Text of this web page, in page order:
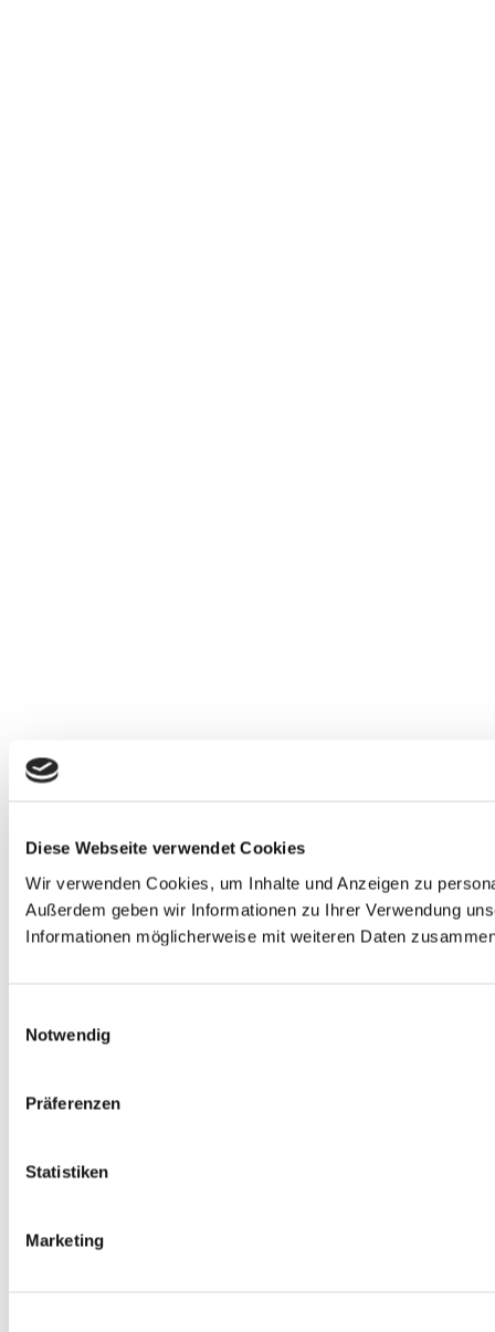
Diese Webseite verwendet Cookies
Wir verwenden Cookies, um Inhalte und Anzeigen zu
Außerdem geben wir Informationen zu Ihrer Verwendung
Informationen möglicherweise mit weiteren Daten
Notwendig
Präferenzen
Statistiken
Marketing